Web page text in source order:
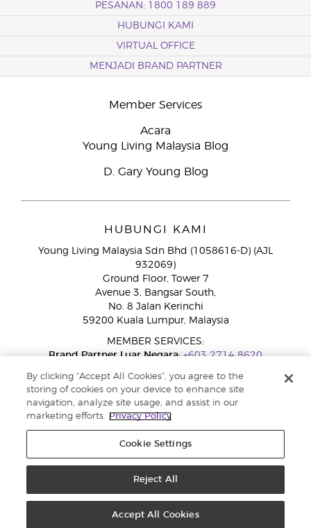
PESANAN: 1800 189 889
HUBUNGI KAMI
VIRTUAL OFFICE
MENJADI BRAND PARTNER
Member Services
Acara
Young Living Malaysia Blog
D. Gary Young Blog
HUBUNGI KAMI
Young Living Malaysia Sdn Bhd (1058616-D) (AJL
932069)
Ground Floor, Tower 7
Avenue 3, Bangsar South,
No. 8 Jalan Kerinchi
59200 Kuala Lumpur, Malaysia
MEMBER SERVICES:
Brand Partner Luar Negara:+603 2714 8620
WhatsApp:
+60 15 4600 0691
By clicking “Accept All Cookies”, you agree to the
storing of cookies on your device to enhance site
navigation, analyze site usage, and assist in our
marketing efforts.
Privacy Policy
Cookie Settings
Reject All
Accept All Cookies